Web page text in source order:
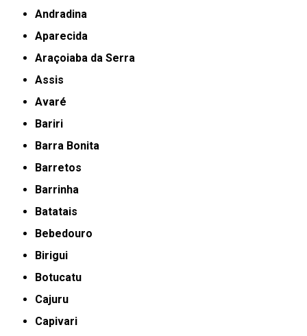
Andradina
Aparecida
Araçoiaba da Serra
Assis
Avaré
Bariri
Barra Bonita
Barretos
Barrinha
Batatais
Bebedouro
Birigui
Botucatu
Cajuru
Capivari